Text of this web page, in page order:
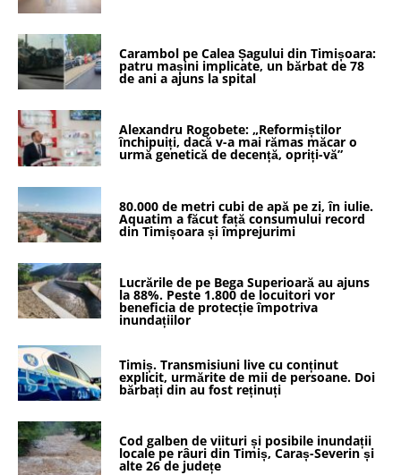
Carambol pe Calea Șagului din Timișoara:
patru mașini implicate, un bărbat de 78
de ani a ajuns la spital
Alexandru Rogobete: „Reformiștilor
închipuiți, dacă v-a mai rămas măcar o
urmă genetică de decență, opriți-vă”
80.000 de metri cubi de apă pe zi, în iulie.
Aquatim a făcut față consumului record
din Timișoara și împrejurimi
Lucrările de pe Bega Superioară au ajuns
la 88%. Peste 1.800 de locuitori vor
beneficia de protecție împotriva
inundațiilor
Timiș. Transmisiuni live cu conținut
explicit, urmărite de mii de persoane. Doi
bărbați din au fost reținuți
Cod galben de viituri și posibile inundații
locale pe râuri din Timiș, Caraș-Severin și
alte 26 de județe